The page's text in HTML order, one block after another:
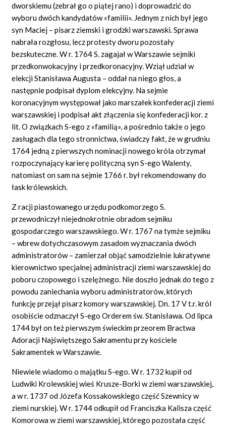
dworskiemu (zebrał go o piątej rano) i doprowadzić do
wyboru dwóch kandydatów «familii». Jednym z nich był jego
syn Maciej – pisarz ziemski i grodzki warszawski. Sprawa
nabrała rozgłosu, lecz protesty dworu pozostały
bezskuteczne. W r. 1764 S. zagajał w Warszawie sejmiki
przedkonwokacyjny i przedkoronacyjny. Wziął udział w
elekcji Stanisława Augusta – oddał na niego głos, a
następnie podpisał dyplom elekcyjny. Na sejmie
koronacyjnym występował jako marszałek konfederacji ziemi
warszawskiej i podpisał akt złączenia się konfederacji kor. z
lit. O związkach S-ego z «familią», a pośrednio także o jego
zasługach dla tego stronnictwa, świadczy fakt, że w grudniu
1764 jedną z pierwszych nominacji nowego króla otrzymał
rozpoczynający karierę polityczną syn S-ego Walenty,
natomiast on sam na sejmie 1766 r. był rekomendowany do
łask królewskich.
Z racji piastowanego urzędu podkomorzego S.
przewodniczył niejednokrotnie obradom sejmiku
gospodarczego warszawskiego. W r. 1767 na tymże sejmiku
– wbrew dotychczasowym zasadom wyznaczania dwóch
administratorów – zamierzał objąć samodzielnie lukratywne
kierownictwo specjalnej administracji ziemi warszawskiej do
poboru czopowego i szelężnego. Nie doszło jednak do tego z
powodu zaniechania wyboru administratorów, których
funkcję przejął pisarz komory warszawskiej. Dn. 17 V t.r. król
osobiście odznaczył S-ego Orderem św. Stanisława. Od lipca
1744 był on też pierwszym świeckim przeorem Bractwa
Adoracji Najświętszego Sakramentu przy kościele
Sakramentek w Warszawie.
Niewiele wiadomo o majątku S-ego. W r. 1732 kupił od
Ludwiki Krolewskiej wieś Krusze-Borki w ziemi warszawskiej,
a w r. 1737 od Józefa Kossakowskiego część Szewnicy w
ziemi nurskiej. W r. 1744 odkupił od Franciszka Kalisza część
Komorowa w ziemi warszawskiej, którego pozostała część